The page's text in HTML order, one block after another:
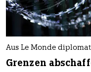
Aus Le Monde
Grenzen